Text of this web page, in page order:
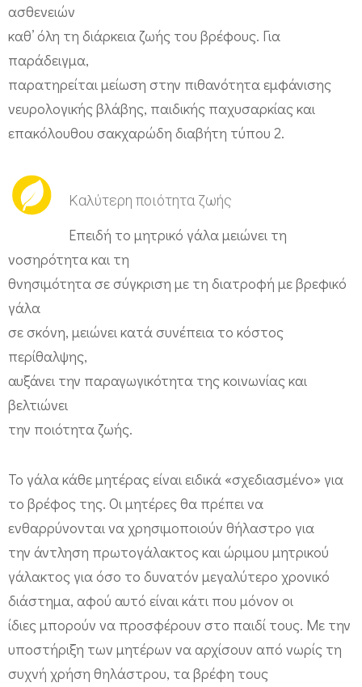
ασθενειών
καθ’ όλη τη διάρκεια ζωής του βρέφους. Για
παράδειγμα,
παρατηρείται μείωση στην πιθανότητα εμφάνισης
νευρολογικής βλάβης, παιδικής παχυσαρκίας και
επακόλουθου σακχαρώδη διαβήτη τύπου 2.
Καλύτερη ποιότητα ζωής
Επειδή το μητρικό γάλα μειώνει τη
νοσηρότητα και τη
θνησιμότητα σε σύγκριση με τη διατροφή με βρεφικό
γάλα
σε σκόνη, μειώνει κατά συνέπεια το κόστος
περίθαλψης,
αυξάνει την παραγωγικότητα της κοινωνίας και
βελτιώνει
την ποιότητα ζωής.
Το γάλα κάθε μητέρας είναι ειδικά «σχεδιασμένο» για
το βρέφος της. Οι μητέρες θα πρέπει να
ενθαρρύνονται να χρησιμοποιούν θήλαστρο για
την άντληση πρωτογάλακτος και ώριμου μητρικού
γάλακτος για όσο το δυνατόν μεγαλύτερο χρονικό
διάστημα, αφού αυτό είναι κάτι που μόνον οι
ίδιες μπορούν να προσφέρουν στο παιδί τους. Με την
υποστήριξη των μητέρων να αρχίσουν από νωρίς τη
συχνή χρήση θηλάστρου, τα βρέφη τους